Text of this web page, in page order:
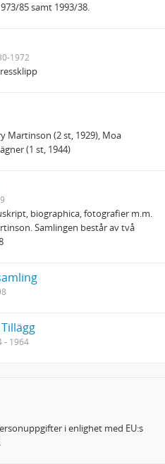
85 samt 1993/38.
1972
Martinson (2 st, 1929), Moa
(1 st, 1944)
biographica, fotografier m.m.
Samlingen består av två
- 1964
i enlighet med EU:s